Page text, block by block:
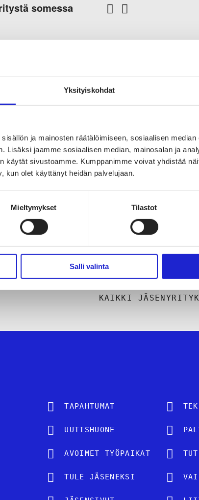
Yksityiskohdat
ja mainosten räätälöimiseen, sosiaalisen
Lisäksi jaamme sosiaalisen median, mainosalan ja
käytät sivustoamme. Kumppanimme voivat yhdistää
kun olet käyttänyt heidän palvelujaan.
Mieltymykset Tilastot
Salli valinta
somessa
Kassimatti
VA-Varuste
Tammerkosken
KAIKKI
TAPAHTUMAT
UUTISHUONE
AVOIMET TYÖPAIKAT
TULE JÄSENEKSI